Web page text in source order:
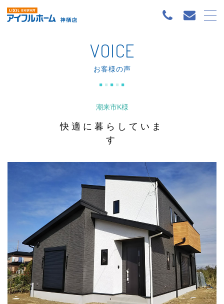
VOICE
お客様の声
潮来市K様
快適に暮らしていま
す